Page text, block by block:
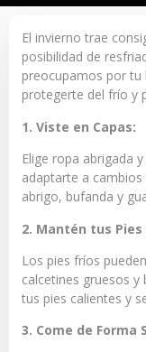
El invierno trae
posibilidad de
preocupamos por
protegerte del frío y
1. Viste en Capas:
Elige ropa abrigada
adaptarte a
abrigo, bufanda y
2. Mantén tus
Los pies fríos
calcetines gruesos
tus pies calientes y
3. Come de Forma